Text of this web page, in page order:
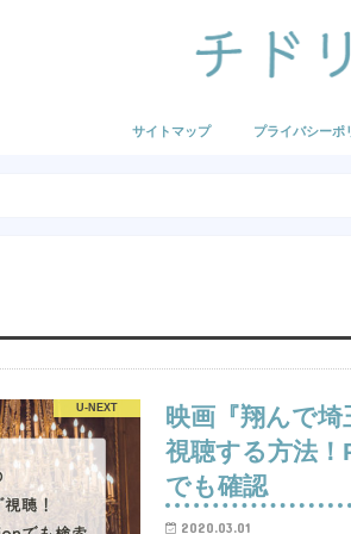
サイトマップ プライバシーポ
U-NEXT
映画『翔んで
視聴する方法
でも確認
2020.03.01